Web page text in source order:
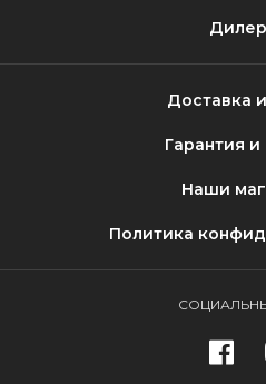
Доставка
Гарантия и
Наши
Политика